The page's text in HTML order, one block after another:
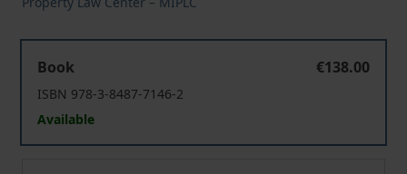
Book
€138.00
ISBN 978-3-8487-7146-2
Available